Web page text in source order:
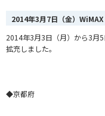
2014年3月7日（金）WiMAX
2014年3月3日（月）から3月
拡充しました。
◆京都府